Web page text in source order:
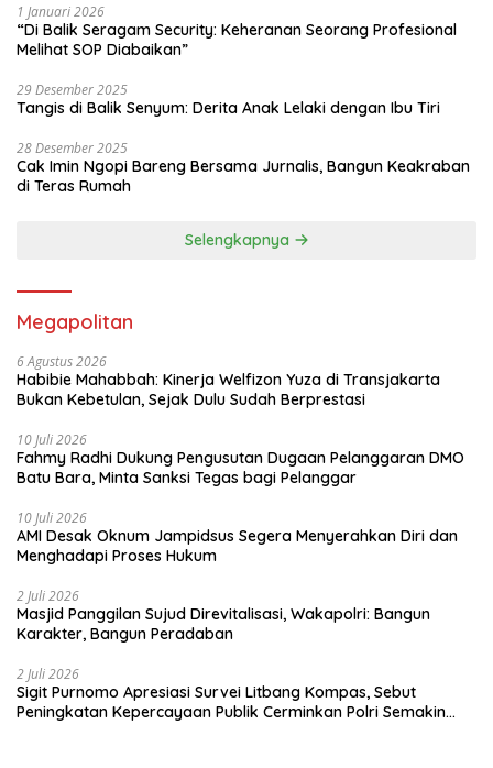
1 Januari 2026
“Di Balik Seragam Security: Keheranan Seorang Profesional
Melihat SOP Diabaikan”
29 Desember 2025
Tangis di Balik Senyum: Derita Anak Lelaki dengan Ibu Tiri
28 Desember 2025
Cak Imin Ngopi Bareng Bersama Jurnalis, Bangun Keakraban
di Teras Rumah
Selengkapnya
Megapolitan
6 Agustus 2026
Habibie Mahabbah: Kinerja Welfizon Yuza di Transjakarta
Bukan Kebetulan, Sejak Dulu Sudah Berprestasi
10 Juli 2026
Fahmy Radhi Dukung Pengusutan Dugaan Pelanggaran DMO
Batu Bara, Minta Sanksi Tegas bagi Pelanggar
10 Juli 2026
AMI Desak Oknum Jampidsus Segera Menyerahkan Diri dan
Menghadapi Proses Hukum
2 Juli 2026
Masjid Panggilan Sujud Direvitalisasi, Wakapolri: Bangun
Karakter, Bangun Peradaban
2 Juli 2026
Sigit Purnomo Apresiasi Survei Litbang Kompas, Sebut
Peningkatan Kepercayaan Publik Cerminkan Polri Semakin